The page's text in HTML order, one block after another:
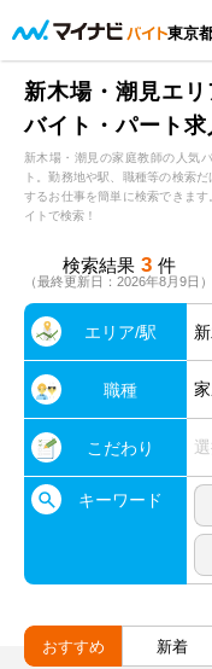
東京
新木場・潮見エ
バイト・パート求
新木場・潮見の家庭教師の人気
ト。勤務地や駅、職種等の検索
するお仕事を簡単に検索できま
イトで検索！
検索結果 3 件
（最終更新日：2026年8月9日）
エリア/駅
職種
こだわり
キーワード
おすすめ 新着